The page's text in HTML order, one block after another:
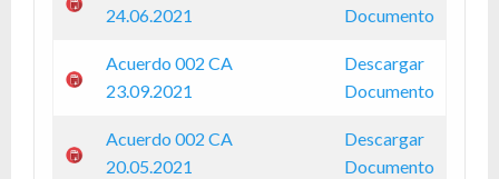
24.06.2021
Documento
Acuerdo 002 CA
23.09.2021
Descargar
Documento
Acuerdo 002 CA
20.05.2021
Descargar
Documento